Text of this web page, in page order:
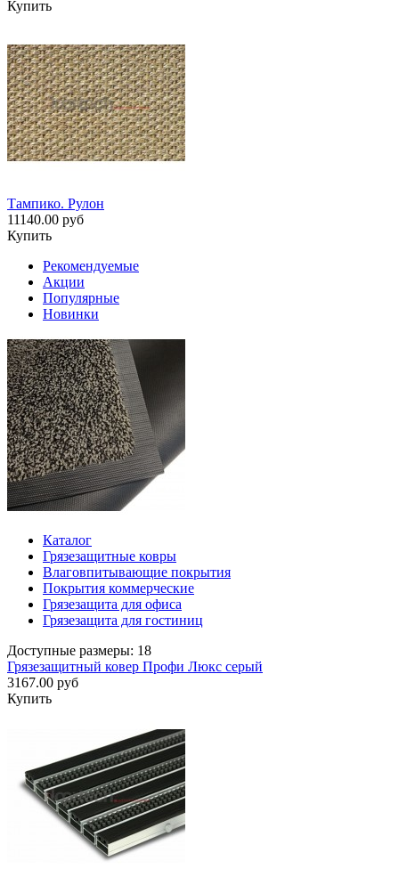
Купить
Тампико. Рулон
11140.00 руб
Купить
Рекомендуемые
Акции
Популярные
Новинки
Каталог
Грязезащитные ковры
Влаговпитывающие покрытия
Покрытия коммерческие
Грязезащита для офиса
Грязезащита для гостиниц
Доступные размеры: 18
Грязезащитный ковер Профи Люкс серый
3167.00 руб
Купить